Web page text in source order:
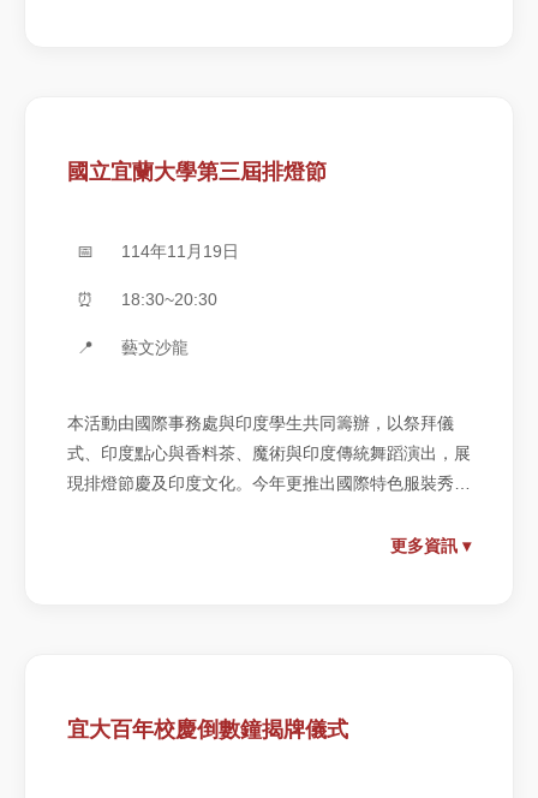
國立宜蘭大學第三屆排燈節
📅 114年11月19日
⏰ 18:30~20:30
📍 藝文沙龍
本活動由國際事務處與印度學生共同籌辦，以祭拜儀
式、印度點心與香料茶、魔術與印度傳統舞蹈演出，展
現排燈節慶及印度文化。今年更推出國際特色服裝秀，
多元文化的交流與共融，展現富含國際特色的獨特魅
更多資訊 ▾
宜大百年校慶倒數鐘揭牌儀式